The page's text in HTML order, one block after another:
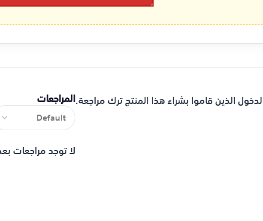
المراجعات
لا توجد مراجعات
الذين قاموا بشراء هذا المنتج ترك مراجعة.